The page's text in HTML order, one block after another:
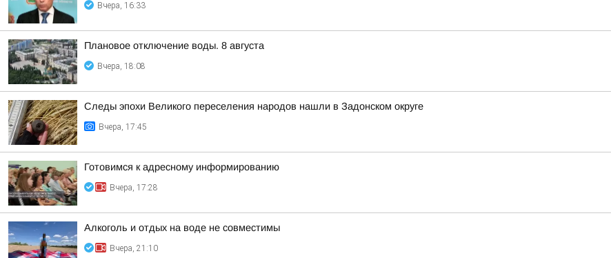
Вчера, 16:33
Плановое отключение воды. 8 августа
Вчера, 18:08
Следы эпохи Великого переселения народов нашли в Задонском округе
Вчера, 17:45
Готовимся к адресному информированию
Вчера, 17:28
Алкоголь и отдых на воде не совместимы
Вчера, 21:10